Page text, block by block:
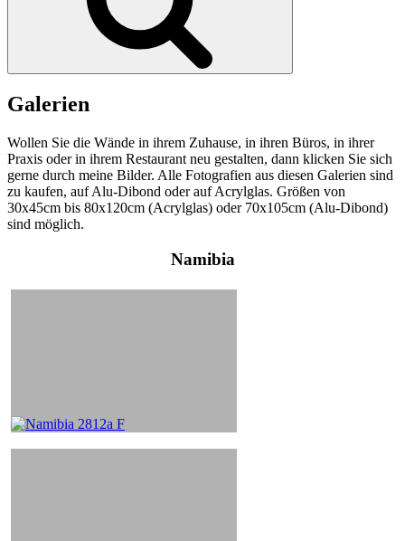
Galerien
Wollen Sie die Wände in ihrem Zuhause, in ihren Büros, in ihrer
Praxis oder in ihrem Restaurant neu gestalten, dann klicken Sie sich
gerne durch meine Bilder. Alle Fotografien aus diesen Galerien sind
zu kaufen, auf Alu-Dibond oder auf Acrylglas. Größen von
30x45cm bis 80x120cm (Acrylglas) oder 70x105cm (Alu-Dibond)
sind möglich.
Namibia